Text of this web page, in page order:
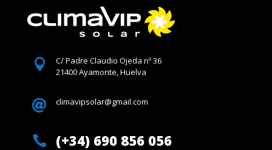

C/ Padre Claudio Ojeda nº 36
21400 Ayamonte, Huelva
 climavipsolar@gmail.com
 (+34) 690 856 056